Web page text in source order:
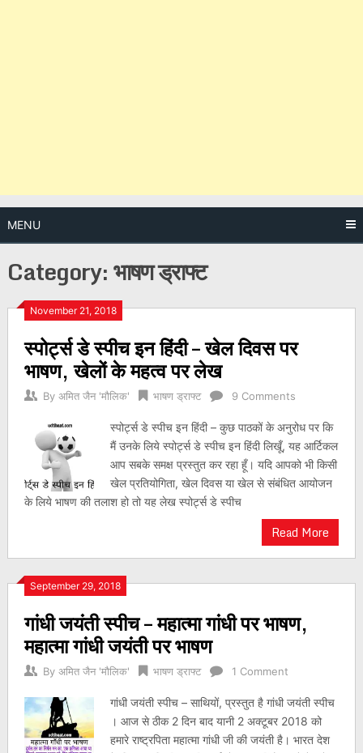
MENU
Category:भाषण ड्राफ्ट
November 21, 2018
स्पोर्ट्स डे स्पीच इन हिंदी – खेल दिवस पर
भाषण, खेलों के महत्व पर लेख
By अमित जैन 'मौलिक' भाषण ड्राफ्ट 9 Comments
स्पोर्ट्स डे स्पीच इन हिंदी – कुछ पाठकों के अनुरोध पर कि
मैं उनके लिये स्पोर्ट्स डे स्पीच इन हिंदी लिखूँ, यह आर्टिकल
आप सबके समक्ष प्रस्तुत कर रहा हूँ। यदि आपको भी किसी
खेल प्रतियोगिता, खेल दिवस या खेल से संबंधित आयोजन
के लिये भाषण की तलाश हो तो यह लेख स्पोर्ट्स डे स्पीच
Read More
September 29, 2018
गांधी जयंती स्पीच – महात्मा गांधी पर भाषण,
महात्मा गांधी जयंती पर भाषण
By अमित जैन 'मौलिक' भाषण ड्राफ्ट 1 Comment
गांधी जयंती स्पीच – साथियों, प्रस्तुत है गांधी जयंती स्पीच
। आज से ठीक 2 दिन बाद यानी 2 अक्टूबर 2018 को
हमारे राष्ट्रपिता महात्मा गांधी जी की जयंती है। भारत देश
Posts
navigation